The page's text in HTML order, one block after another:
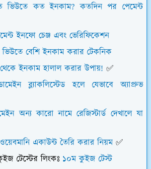
ভিউতে কত ইনকাম? কতদিন পর পেমেন্ট
ইনফো চেঞ্জ এবং ভেরিফিকেশন
বেশি ইনকাম করার টেকনিক
থেকে ইনকাম হালাল করার উপায়! ✅
ব্ল্যাকলিস্টেড হলে যেভাবে অ্যাপ্রুভ
অন্য কারো নামে রেজিস্টার্ড দেখালে যা
একাউন্ট তৈরি করার নিয়ম ✅
টেস্টের লিংকঃ ১০ম কুইজ টেস্ট